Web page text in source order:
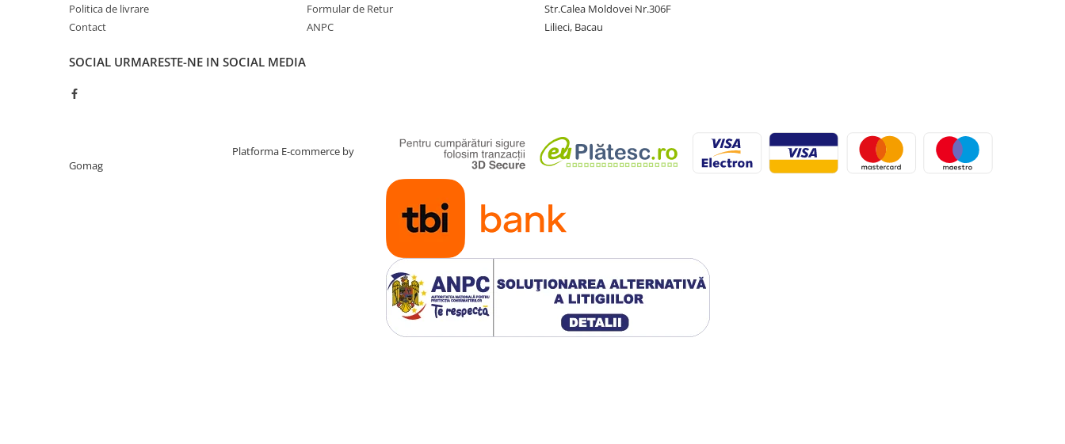
Dispozitive Spionaj
- 1 x Periuta Oral B Pro 3
Politica de livrare
Contact
Formular de Retur
ANPC
Str.Calea Moldovei Nr.306F
Lilieci, Bacau
SOCIAL URMARESTE-NE IN SOCIAL MEDIA
Platforma E-commerce by
Gomag